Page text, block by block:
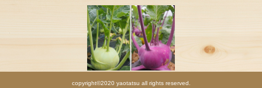
copyright©2020 yaotatsu all rights reserved.